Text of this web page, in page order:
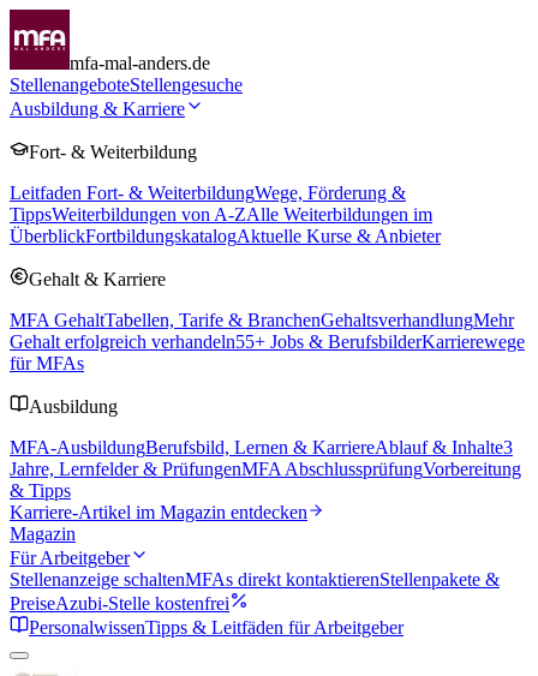
mfa-mal-anders.de
StellenangeboteStellengesuche
Ausbildung & Karriere
Fort- & Weiterbildung
Leitfaden Fort- & WeiterbildungWege, Förderung &
TippsWeiterbildungen von A-ZAlle Weiterbildungen im
ÜberblickFortbildungskatalogAktuelle Kurse & Anbieter
Gehalt & Karriere
MFA GehaltTabellen, Tarife & BranchenGehaltsverhandlungMehr
Gehalt erfolgreich verhandeln55+ Jobs & BerufsbilderKarrierewege
für MFAs
Ausbildung
MFA-AusbildungBerufsbild, Lernen & KarriereAblauf & Inhalte3
Jahre, Lernfelder & PrüfungenMFA AbschlussprüfungVorbereitung
& Tipps
Karriere-Artikel im Magazin entdecken
Magazin
Für Arbeitgeber
Stellenanzeige schaltenMFAs direkt kontaktierenStellenpakete &
PreiseAzubi-Stelle kostenfrei
PersonalwissenTipps & Leitfäden für Arbeitgeber